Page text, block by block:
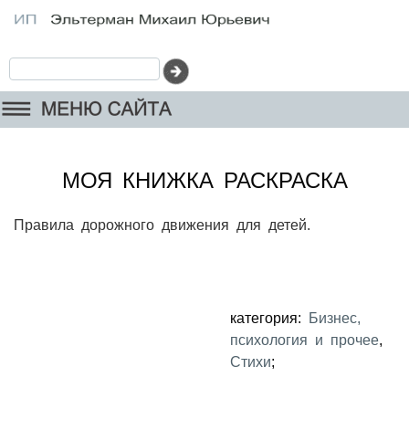
МОЯ КНИЖКА РАСКРАСКА
Правила дорожного движения для детей.
категория:
Бизнес,
психология и прочее,
Стихи;